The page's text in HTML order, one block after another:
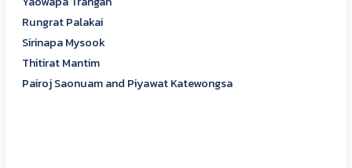
Rungrat Palakai
Sirinapa Mysook
Thitirat Mantim
Pairoj Saonuam and Piyawat Katewongsa